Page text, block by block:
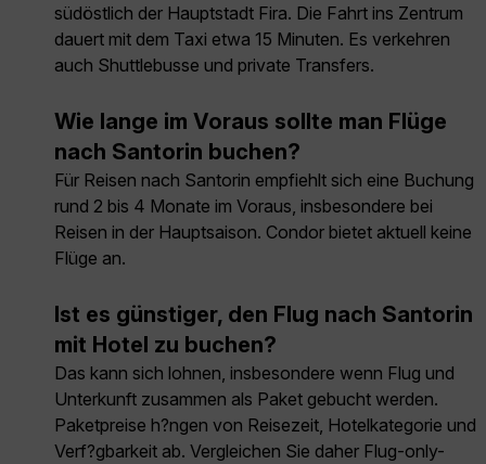
südöstlich der Hauptstadt Fira. Die Fahrt ins Zentrum
dauert mit dem Taxi etwa 15 Minuten. Es verkehren
auch Shuttlebusse und private Transfers.
Wie lange im Voraus sollte man Flüge
nach Santorin buchen?
Für Reisen nach Santorin empfiehlt sich eine Buchung
rund 2 bis 4 Monate im Voraus, insbesondere bei
Reisen in der Hauptsaison. Condor bietet aktuell keine
Flüge an.
Ist es günstiger, den Flug nach Santorin
mit Hotel zu buchen?
Das kann sich lohnen, insbesondere wenn Flug und
Unterkunft zusammen als Paket gebucht werden.
Paketpreise h?ngen von Reisezeit, Hotelkategorie und
Verf?gbarkeit ab. Vergleichen Sie daher Flug-only-